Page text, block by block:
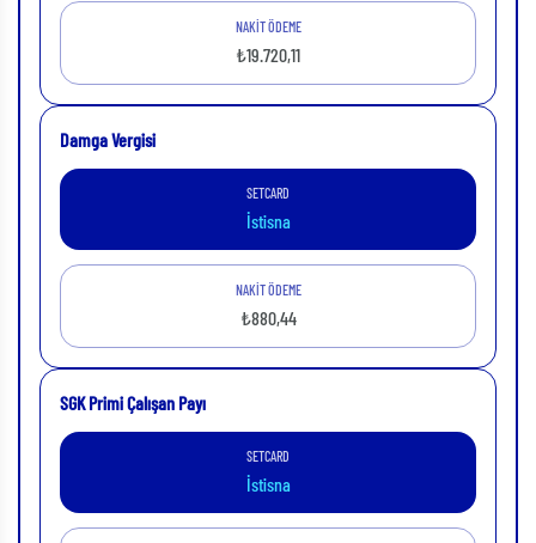
NAKİT ÖDEME
₺19.720,11
Damga Vergisi
SETCARD
İstisna
NAKİT ÖDEME
₺880,44
SGK Primi Çalışan Payı
SETCARD
İstisna